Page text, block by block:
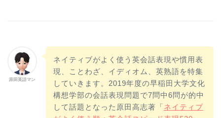
原田英語マン
ネイティブがよく使う英会話表現や慣用表
現、ことわざ、イディオム、英熟語を特集
していきます。2019年度の早稲田大学文化
構想学部の会話表現問題で7問中6問が的中
して話題となった原田高志著「ネイティブ